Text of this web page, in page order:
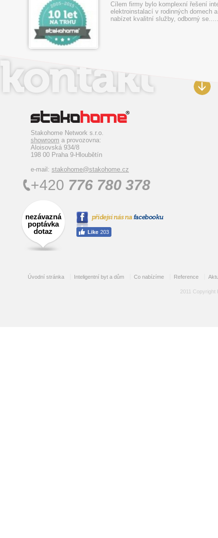
Cílem firmy bylo komplexní řešení
elektroinstalací v rodinných domech
nabízet kvalitní služby, odborný
Stakohome Network s.r.o.
showroom a provozovna:
Aloisovská 934/8
198 00 Praha 9-Hloubětín
e-mail: stakohome@stakohome.cz
+420 776 780 378
nezávazná
poptávka
dotaz
Úvodní stránka Inteligentní byt a dům Co nabízíme Reference
2011